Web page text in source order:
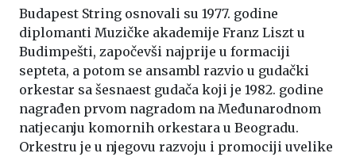
Budapest String osnovali su 1977. godine
diplomanti Muzičke akademije Franz Liszt u
Budimpešti, započevši najprije u formaciji
septeta, a potom se ansambl razvio u gudački
orkestar sa šesnaest gudača koji je 1982. godine
nagrađen prvom nagradom na Međunarodnom
natjecanju komornih orkestara u Beogradu.
Orkestru je u njegovu razvoju i promociji uvelike